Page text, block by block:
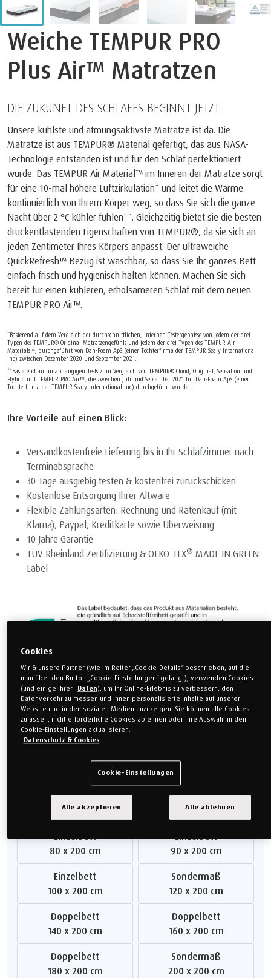
Weiche TEMPUR PRO
Plus Air™ Matratzen
DIE ZUKUNFT DES SCHLAFES BEGINNT JETZT.
Unsere kühlste und atmungsaktivste Matratze ist da. Die
Matratze ist aus TEMPUR® Material gefertigt, das aus NASA-
Technologie entstanden ist und für den Schlaf perfektioniert
wurde. Das TEMPUR Air Material™ im Inneren der Matratze sorgt
für eine 10-mal höhere Luftzirkulation* und leitet die Wärme
kontinuierlich von Ihrem Körper weg, so dass Sie sich die ganze
Nacht über 2 °C kühler fühlen**. Gleichzeitig bietet sie die besten
druckentlastenden Eigenschaften von TEMPUR®, da sie sich an
jeden Zentimeter Ihres Körpers anpasst. Der ultraweiche
QuickRefresh™ Bezug ist waschbar, so dass Sie Ihr ganzes Bett
einfach frisch und hygienisch halten können. Machen Sie sich
bereit für einen kühleren, erholsameren Schlaf mit dem neuen
TEMPUR PRO Air™.
*Basierend auf dem Vergleich der durchschnittlichen, internen Testergebnisse von jedem der drei
Typen des TEMPUR® Original Matratzengefühls und jedem der drei Typen des TEMPUR Air
Materials™, durchgeführt von Dan-Foam ApS (einer Tochterfirma der TEMPUR Sealy International
Inc) zwischen Dezember 2020 und September 2021.
**Basierend auf unabhängigen Tests zum Vergleich von TEMPUR® Cloud, Original, Sensation und
Hybrid mit TEMPUR PRO Air™, die zwischen Juli und September 2021 für Dan-Foam ApS (einer
Tochterfirma der TEMPUR Sealy International Inc) durchgeführt wurden.
Ihre Vorteile auf einen Blick:
Versandkostenfreie Lieferung bis in Ihr Schlafzimmer nach
Terminabsprache
30 Tage ausgiebig testen & kostenfrei zurückschicken
Kostenlose Entsorgung Ihrer Altware
Flexible Zahlungsarten: Rechnung und Ratenkauf (mit
Klarna), Paypal, Kreditkarte sowie Überweisung
10 Jahre Garantie
TÜV Rheinland Zertifizierung & OEKO-TEX® MADE IN GREEN
Label
2.998,00 €
1.948,70 €(inkl. MwSt.)Sie sparen 1.049,30 €
Zum 35. Geburtstag
Größe auswählen
Einzelbett
80 x 200 cm
Einzelbett
90 x 200 cm
Einzelbett
100 x 200 cm
Sondermaß
120 x 200 cm
Doppelbett
140 x 200 cm
Doppelbett
160 x 200 cm
Doppelbett
180 x 200 cm
Sondermaß
200 x 200 cm
Cookies
Wir & unsere Partner (wie im Reiter „Cookie-Details“ beschrieben, auf die
man über den Button „Cookie-Einstellungen“ gelangt), verwenden Cookies
(und einige Ihrer
Daten), um Ihr Online-Erlebnis zu verbessern, den
Datenverkehr zu messen und Ihnen personalisierte Inhalte auf unserer
Website und in den sozialen Medien anzuzeigen. Sie können alle Cookies
zulassen, nicht erforderliche Cookies ablehnen oder Ihre Auswahl in den
Cookie-Einstellungen aktualisieren.
Datenschutz & Cookies
Cookie-Einstellungen
Alle ablehnen
Alle akzeptieren